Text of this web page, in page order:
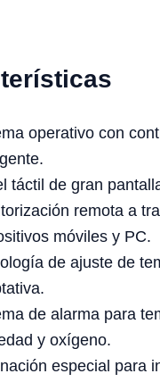
operativo con
táctil de gran
remota a
móviles y PC.
de ajuste de
de alarma para
y oxígeno.
especial para